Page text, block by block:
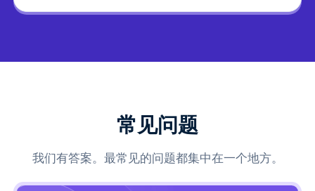
常见问题
我们有答案。最常见的问题都集中在一个地方。